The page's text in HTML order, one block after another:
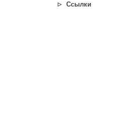
Ссылки